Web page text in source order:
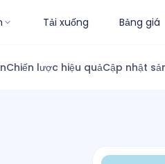
Tải xuống Bảng giá
Chiến lược hiệu quảCập nhật